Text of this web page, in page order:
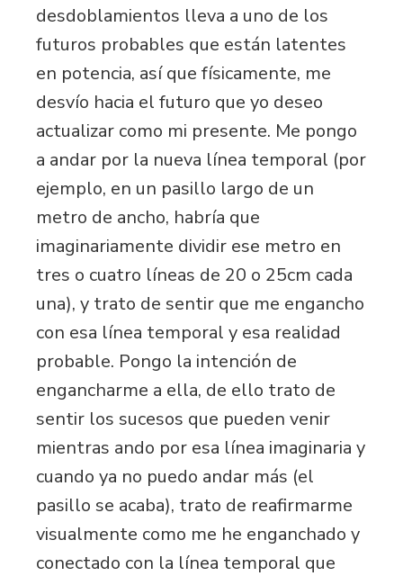
desdoblamientos lleva a uno de los
futuros probables que están latentes
en potencia, así que físicamente, me
desvío hacia el futuro que yo deseo
actualizar como mi presente. Me pongo
a andar por la nueva línea temporal (por
ejemplo, en un pasillo largo de un
metro de ancho, habría que
imaginariamente dividir ese metro en
tres o cuatro líneas de 20 o 25cm cada
una), y trato de sentir que me engancho
con esa línea temporal y esa realidad
probable. Pongo la intención de
engancharme a ella, de ello trato de
sentir los sucesos que pueden venir
mientras ando por esa línea imaginaria y
cuando ya no puedo andar más (el
pasillo se acaba), trato de reafirmarme
visualmente como me he enganchado y
conectado con la línea temporal que